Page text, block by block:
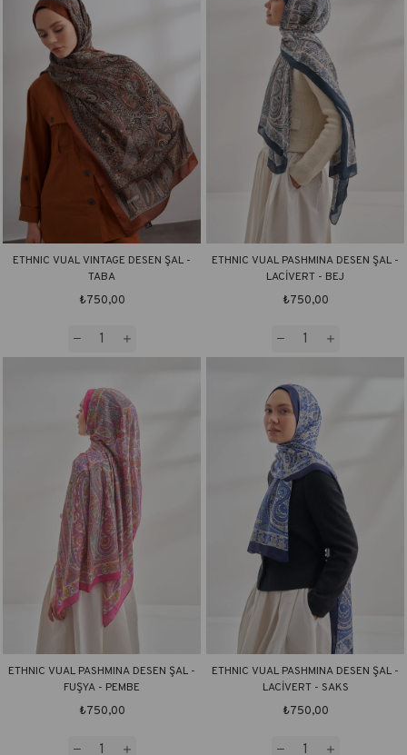
ETHNIC VUAL VINTAGE DESEN ŞAL -
TABA
₺750,00
ETHNIC VUAL PASHMINA DESEN ŞAL -
LACİVERT - BEJ
₺750,00
ETHNIC VUAL PASHMINA DESEN ŞAL -
FUŞYA - PEMBE
₺750,00
ETHNIC VUAL PASHMINA DESEN ŞAL -
LACİVERT - SAKS
₺750,00